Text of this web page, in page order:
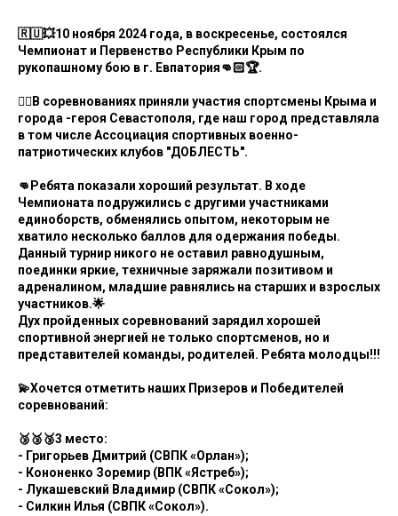
🇷🇺💥10 ноября 2024 года, в воскресенье, состоялся
Чемпионат и Первенство Республики Крым по
рукопашному бою в г. Евпатория👊🏻🏆.
🤼‍♂В соревнованиях приняли участия спортсмены Крыма и
города -героя Севастополя, где наш город представляла
в том числе Ассоциация спортивных военно-
патриотических клубов "ДОБЛЕСТЬ".
👊Ребята показали хороший результат. В ходе
Чемпионата подружились с другими участниками
единоборств, обменялись опытом, некоторым не
хватило несколько баллов для одержания победы.
Данный турнир никого не оставил равнодушным,
поединки яркие, техничные заряжали позитивом и
адреналином, младшие равнялись на старших и взрослых
участников.🌟
Дух пройденных соревнований зарядил хорошей
спортивной энергией не только спортсменов, но и
представителей команды, родителей. Ребята молодцы!!!
💫Хочется отметить наших Призеров и Победителей
соревнований:
🥉🥉🥉3 место:
- Григорьев Дмитрий (СВПК «Орлан»);
- Кононенко Зоремир (ВПК «Ястреб»);
- Лукашевский Владимир (СВПК «Сокол»);
- Силкин Илья (СВПК «Сокол»).